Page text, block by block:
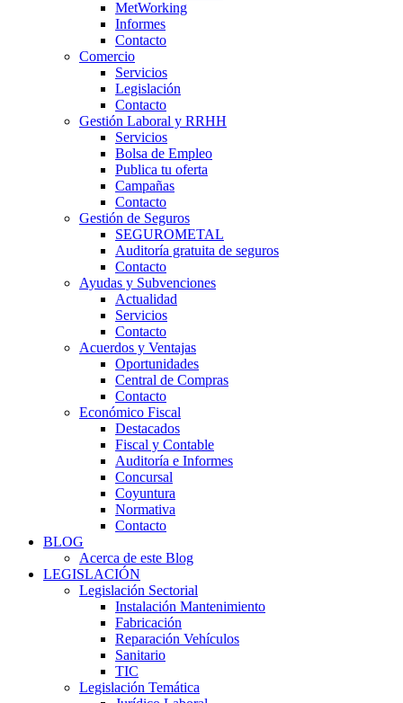
MetWorking
Informes
Contacto
Comercio
Servicios
Legislación
Contacto
Gestión Laboral y RRHH
Servicios
Bolsa de Empleo
Publica tu oferta
Campañas
Contacto
Gestión de Seguros
SEGUROMETAL
Auditoría gratuita de seguros
Contacto
Ayudas y Subvenciones
Actualidad
Servicios
Contacto
Acuerdos y Ventajas
Oportunidades
Central de Compras
Contacto
Económico Fiscal
Destacados
Fiscal y Contable
Auditoría e Informes
Concursal
Coyuntura
Normativa
Contacto
BLOG
Acerca de este Blog
LEGISLACIÓN
Legislación Sectorial
Instalación Mantenimiento
Fabricación
Reparación Vehículos
Sanitario
TIC
Legislación Temática